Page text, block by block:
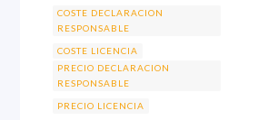
COSTE DECLARACION
RESPONSABLE
COSTE LICENCIA
PRECIO DECLARACION
RESPONSABLE
PRECIO LICENCIA